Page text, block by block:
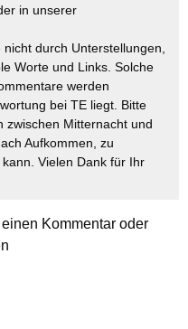
in unserer
durch Unterstellungen,
Worte und Links. Solche
werden
bei TE liegt. Bitte
zwischen Mitternacht und
Aufkommen, zu
Vielen Dank für Ihr
Kommentar oder